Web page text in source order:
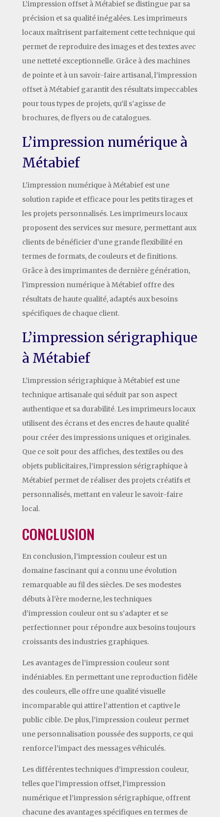
L’impression offset à Métabief se distingue par sa
précision et sa qualité inégalées. Les imprimeurs
locaux maîtrisent parfaitement cette technique qui
permet de reproduire des images et des textes avec
une netteté exceptionnelle. Grâce à des machines
de pointe et à un savoir-faire artisanal, l’impression
offset à Métabief garantit des résultats impeccables
pour tous types de projets, qu’il s’agisse de
brochures, de flyers ou de catalogues.
L’impression numérique à
Métabief
L’impression numérique à Métabief est une
solution rapide et efficace pour les petits tirages et
les projets personnalisés. Les imprimeurs locaux
proposent des services sur mesure, permettant aux
clients de bénéficier d’une grande flexibilité en
termes de formats, de couleurs et de finitions.
Grâce à des imprimantes de dernière génération,
l’impression numérique à Métabief offre des
résultats de haute qualité, adaptés aux besoins
spécifiques de chaque client.
L’impression sérigraphique
à Métabief
L’impression sérigraphique à Métabief est une
technique artisanale qui séduit par son aspect
authentique et sa durabilité. Les imprimeurs locaux
utilisent des écrans et des encres de haute qualité
pour créer des impressions uniques et originales.
Que ce soit pour des affiches, des textiles ou des
objets publicitaires, l’impression sérigraphique à
Métabief permet de réaliser des projets créatifs et
personnalisés, mettant en valeur le savoir-faire
local.
CONCLUSION
En conclusion, l’impression couleur est un
domaine fascinant qui a connu une évolution
remarquable au fil des siècles. De ses modestes
débuts à l’ère moderne, les techniques
d’impression couleur ont su s’adapter et se
perfectionner pour répondre aux besoins toujours
croissants des industries graphiques.
Les avantages de l’impression couleur sont
indéniables. En permettant une reproduction fidèle
des couleurs, elle offre une qualité visuelle
incomparable qui attire l’attention et captive le
public cible. De plus, l’impression couleur permet
une personnalisation poussée des supports, ce qui
renforce l’impact des messages véhiculés.
Les différentes techniques d’impression couleur,
telles que l’impression offset, l’impression
numérique et l’impression sérigraphique, offrent
chacune des avantages spécifiques en termes de